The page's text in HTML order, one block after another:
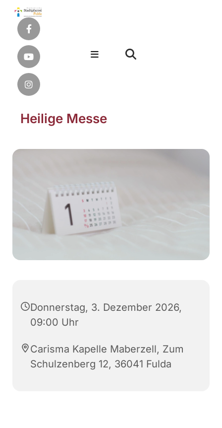
Heilige Messe
Donnerstag, 3. Dezember 2026,
09:00 Uhr
Carisma Kapelle Maberzell, Zum
Schulzenberg 12, 36041 Fulda